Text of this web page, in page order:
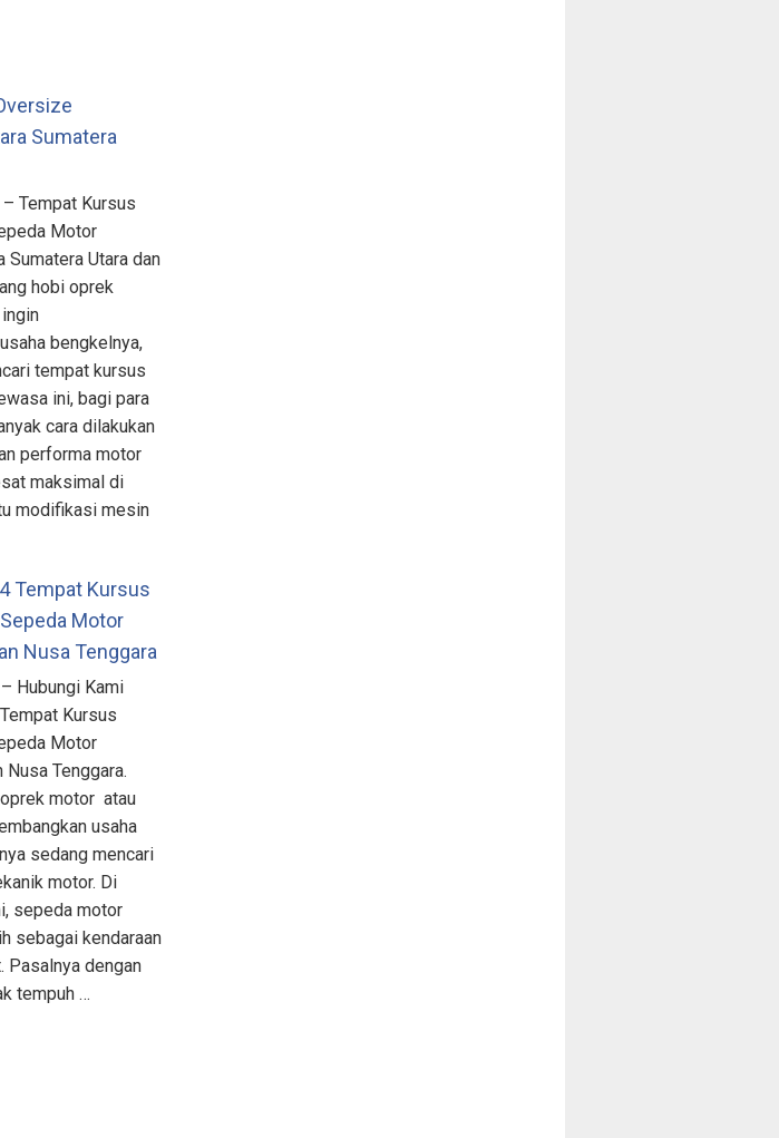
Sumatera
Tempat Kursus
Motor
Sumatera Utara dan
hobi oprek
bengkelnya,
tempat kursus
ini, bagi para
cara dilakukan
performa motor
maksimal di
modifikasi mesin
Tempat Kursus
Motor
Nusa Tenggara
Hubungi Kami
Kursus
Motor
Nusa Tenggara.
motor atau
usaha
sedang mencari
motor. Di
sepeda motor
sebagai kendaraan
Pasalnya dengan
tempuh …